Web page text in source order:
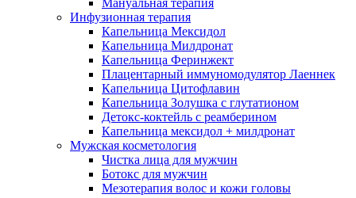
Мануальная терапия
Инфузионная терапия
Капельница Мексидол
Капельница Милдронат
Капельница Феринжект
Плацентарный иммуномодулятор Лаеннек
Капельница Цитофлавин
Капельница Золушка с глутатионом
Детокс-коктейль с реамберином
Капельница мексидол + милдронат
Мужская косметология
Чистка лица для мужчин
Ботокс для мужчин
Мезотерапия волос и кожи головы